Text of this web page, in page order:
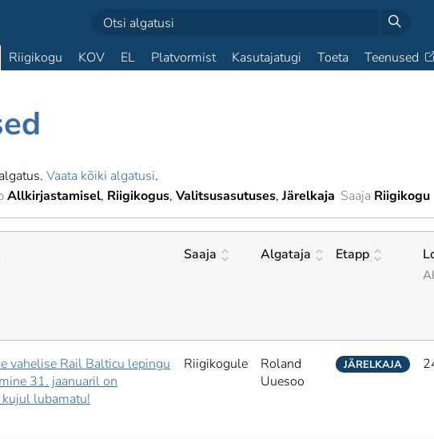
Riigikogu KOV EL Platvormist Kasutajatugi Toeta Teenused
Vaata kõiki algatusi.
Allkirjastamisel Riigikogus Valitsusasutuses Järelkaja Saaja Riigikogu
Saaja Algataja Etapp
vahelise Rail Balticu lepingu
31. jaanuaril on
lubamatu!
Riigikogule
Roland
Uuesoo
JÄRELKAJA